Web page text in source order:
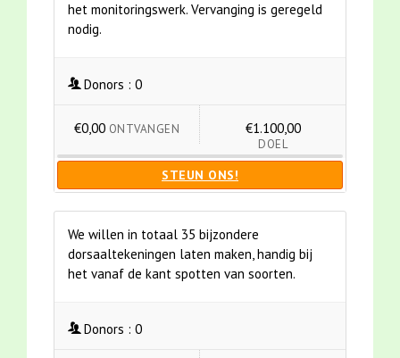
het monitoringswerk. Vervanging is geregeld
nodig.
Donors : 0
€0,00 ONTVANGEN €1.100,00
DOEL
STEUN ONS!
We willen in totaal 35 bijzondere
dorsaaltekeningen laten maken, handig bij
het vanaf de kant spotten van soorten.
Donors : 0